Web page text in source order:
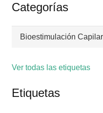
Categorías
Categorías
Ver todas las etiquetas
Etiquetas